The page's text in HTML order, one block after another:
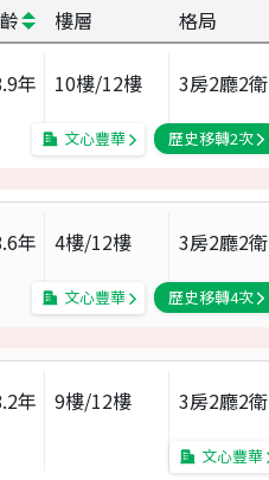
樓層 格局
年 10樓/12樓 3房2廳2衛
文心豐華 歷史移轉2次
年 4樓/12樓 3房2廳2衛
文心豐華 歷史移轉4次
年 9樓/12樓 3房2廳2衛
文心豐華